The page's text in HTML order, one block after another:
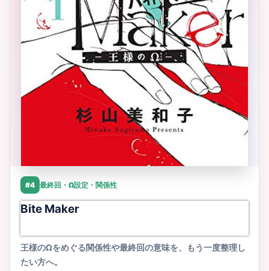
#4 最終回・Ω設定・関係性
Bite Maker
王様のΩをめぐる関係性や最終回の意味を、もう一度整理し
たい方へ。